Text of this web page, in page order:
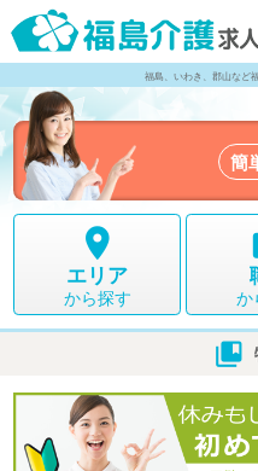
福島、いわき、郡山など
簡

エリア
から探す か
